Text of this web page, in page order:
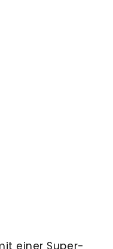
einer Super-